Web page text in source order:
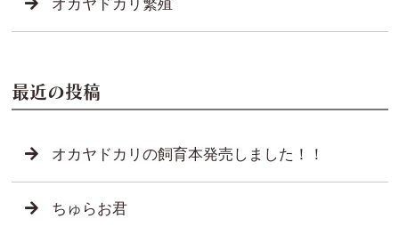
オカヤドカリ繁殖
最近の投稿
オカヤドカリの飼育本発売しました！！
ちゅらお君